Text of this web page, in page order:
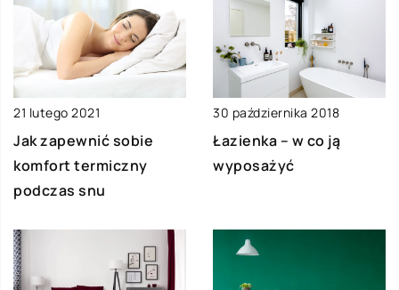
21 lutego 2021
Jak zapewnić sobie
komfort termiczny
podczas snu
30 października 2018
Łazienka – w co ją
wyposażyć